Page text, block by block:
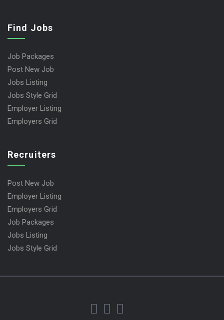
Find Jobs
Job Packages
Post New Job
Jobs Listing
Jobs Style Grid
Employer Listing
Employers Grid
Recruiters
Post New Job
Employer Listing
Employers Grid
Job Packages
Jobs Listing
Jobs Style Grid